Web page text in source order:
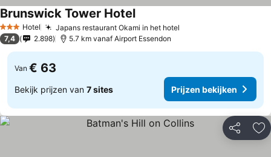
3 SterrenHotel Japans restaurant Okami in het hotel
Brunswick Tower Hotel
7,4 2.898 5.7 km vanaf Airport Essendon
Van € 63
Bekijk prijzen van 7 sites Prijzen bekijken
Delen